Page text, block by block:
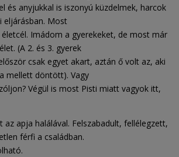
és anyjukkal is iszonyú küzdelmek, harcok
eljárásban. Most
Imádom a gyerekeket, de most már
(A 2. és 3. gyerek
csak egyet akart, aztán ő volt az, aki
mellett döntött). Vagy
Végül is most Pisti miatt vagyok itt,
az apja halálával. Felszabadult, fellélegzett,
férfi a családban.